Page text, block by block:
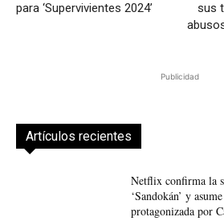
para ‘Supervivientes 2024’
sus
Publicidad
Artículos recientes
Netflix confirma la
‘Sandokán’ y
protagonizada por